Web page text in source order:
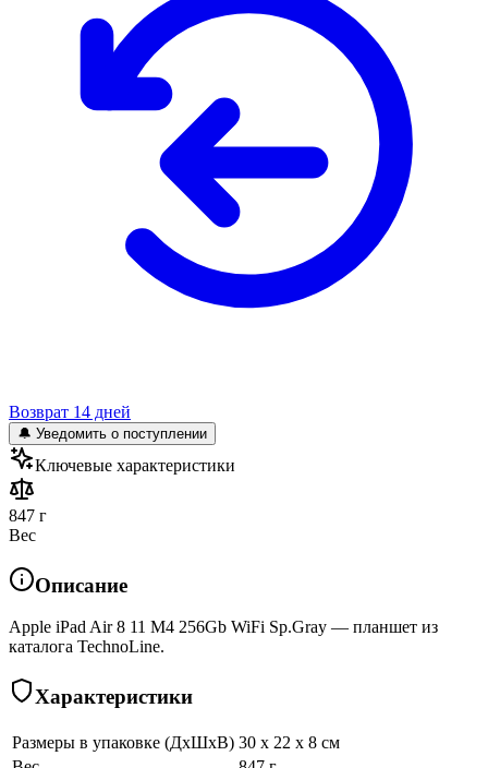
Возврат 14 дней
🔔 Уведомить о поступлении
Ключевые характеристики
847 г
Вес
Описание
Apple iPad Air 8 11 M4 256Gb WiFi Sp.Gray — планшет из
каталога TechnoLine.
Характеристики
Размеры в упаковке (ДхШхВ) 30 x 22 x 8 см